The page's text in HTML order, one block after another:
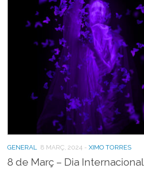
- XIMO TORRES
GENERAL 8 MARÇ, 2024
8 de Març – Dia